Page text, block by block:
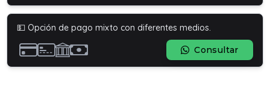
💵 Opción de pago mixto con diferentes medios.
Consultar